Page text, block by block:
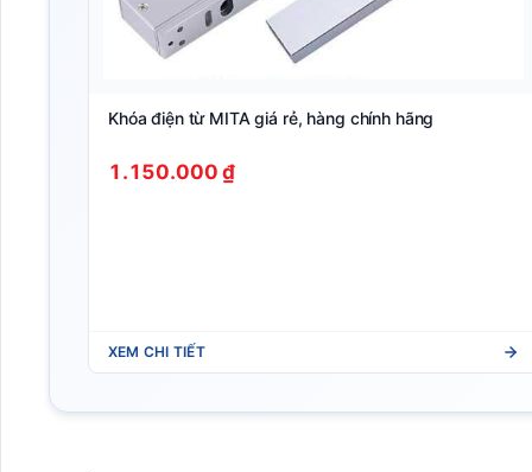
Khóa điện từ MITA giá rẻ, hàng chính hãng
1.150.000 ₫
XEM CHI TIẾT